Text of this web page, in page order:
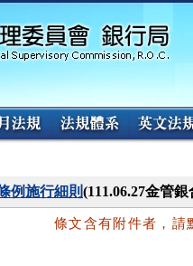
例施行細則(111.06.27金管
條文含有附件者，請